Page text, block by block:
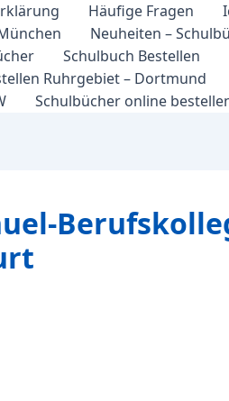
Häufige Fragen
Neuheiten –
Schulbuch Bestellen
Ruhrgebiet – Dortmund
Schulbücher online